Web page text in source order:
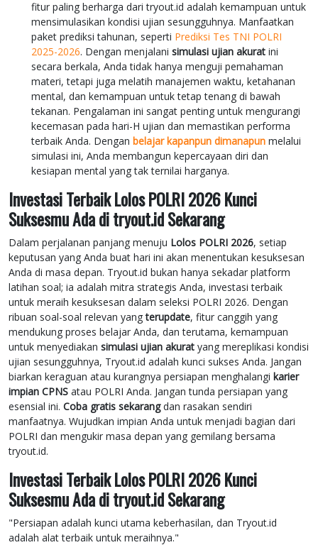
fitur paling berharga dari tryout.id adalah kemampuan untuk
mensimulasikan kondisi ujian sesungguhnya. Manfaatkan
paket prediksi tahunan, seperti Prediksi Tes TNI POLRI
2025-2026. Dengan menjalani simulasi ujian akurat ini
secara berkala, Anda tidak hanya menguji pemahaman
materi, tetapi juga melatih manajemen waktu, ketahanan
mental, dan kemampuan untuk tetap tenang di bawah
tekanan. Pengalaman ini sangat penting untuk mengurangi
kecemasan pada hari-H ujian dan memastikan performa
terbaik Anda. Dengan belajar kapanpun dimanapun melalui
simulasi ini, Anda membangun kepercayaan diri dan
kesiapan mental yang tak ternilai harganya.
Investasi Terbaik Lolos POLRI 2026 Kunci
Suksesmu Ada di tryout.id Sekarang
Dalam perjalanan panjang menuju Lolos POLRI 2026, setiap
keputusan yang Anda buat hari ini akan menentukan kesuksesan
Anda di masa depan. Tryout.id bukan hanya sekadar platform
latihan soal; ia adalah mitra strategis Anda, investasi terbaik
untuk meraih kesuksesan dalam seleksi POLRI 2026. Dengan
ribuan soal-soal relevan yangterupdate, fitur canggih yang
mendukung proses belajar Anda, dan terutama, kemampuan
untuk menyediakan simulasi ujian akurat yang mereplikasi kondisi
ujian sesungguhnya, Tryout.id adalah kunci sukses Anda. Jangan
biarkan keraguan atau kurangnya persiapan menghalangi karier
impian CPNS atau POLRI Anda. Jangan tunda persiapan yang
esensial ini. Coba gratis sekarangdan rasakan sendiri
manfaatnya. Wujudkan impian Anda untuk menjadi bagian dari
POLRI dan mengukir masa depan yang gemilang bersama
tryout.id.
Investasi Terbaik Lolos POLRI 2026 Kunci
Suksesmu Ada di tryout.id Sekarang
"Persiapan adalah kunci utama keberhasilan, dan Tryout.id
adalah alat terbaik untuk meraihnya."